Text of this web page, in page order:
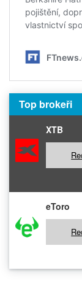
Top brokeři
XTB
eToro